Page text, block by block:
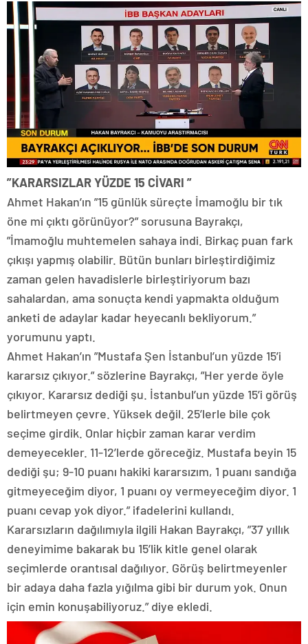
”KARARSIZLAR YÜZDE 15 CİVARI ”
Ahmet Hakan’ın ”15 günlük süreçte İmamoğlu bir tık
öne mi çıktı görünüyor?” sorusuna Bayrakçı,
”İmamoğlu muhtemelen sahaya indi. Birkaç puan fark
çıkışı yapmış olabilir. Bütün bunları birleştirdiğimiz
zaman gelen havadislerle birleştiriyorum bazı
sahalardan, ama sonuçta kendi yapmakta olduğum
anketi de adaylar kadar heyecanlı bekliyorum.”
yorumunu yaptı.
Ahmet Hakan’ın ”Mustafa Şen İstanbul’un yüzde 15’i
kararsız çıkıyor.” sözlerine Bayrakçı, ”Her yerde öyle
çıkıyor. Kararsız dediği şu. İstanbul’un yüzde 15’i görüş
belirtmeyen çevre. Yüksek değil. 25’lerle bile çok
seçime girdik. Onlar hiçbir zaman karar verdim
demeyecekler. 11-12’lerde göreceğiz. Mustafa beyin 15
dediği şu; 9-10 puanı hakiki kararsızım, 1 puanı sandığa
gitmeyeceğim diyor, 1 puanı oy vermeyeceğim diyor. 1
puanı cevap yok diyor.” ifadelerini kullandı.
Kararsızların dağılımıyla ilgili Hakan Bayrakçı, ”37 yıllık
deneyimime bakarak bu 15’lik kitle genel olarak
seçimlerde orantısal dağılıyor. Görüş belirtmeyenler
bir adaya daha fazla yığılma gibi bir durum yok. Onun
için emin konuşabiliyoruz.” diye ekledi.